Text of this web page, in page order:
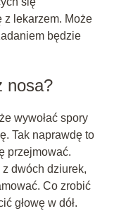
z lekarzem. Może
będzie
nosa?
wywołać spory
Tak naprawdę to
przejmować.
dwóch dziurek,
Co zrobić
głowę w dół.